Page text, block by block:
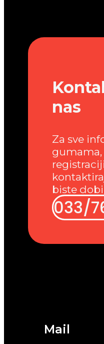
Mail
nas
Za sve
gumama,
biste
033/